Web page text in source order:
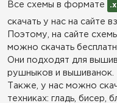
Все схемы в формате
скачать у нас на сайте
Поэтому, на сайте
можно скачать
Они подходят для
рушныков и вышиванок.
Также, у нас можно
техниках: гладь, бисер,